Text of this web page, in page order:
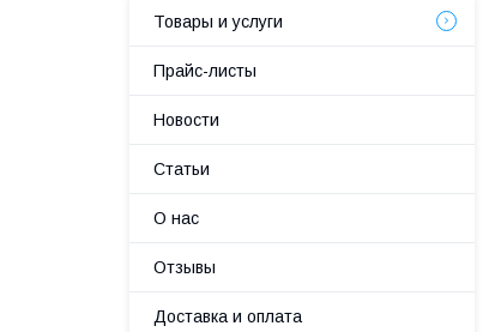
Товары и услуги
Прайс-листы
Новости
Статьи
О нас
Отзывы
Доставка и оплата